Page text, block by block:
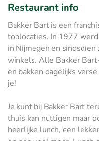
Restaurant info
Bakker Bart is een
toplocaties. In 1977
in Nijmegen en
winkels. Alle Bakker
en bakken dagelijks
je!
Je kunt bij Bakker Bart
thuis kan nuttigen maar
heerlijke lunch, een